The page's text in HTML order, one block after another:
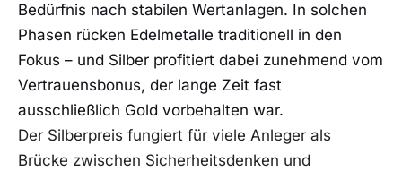
Bedürfnis nach stabilen Wertanlagen. In solchen
Phasen rücken Edelmetalle traditionell in den
Fokus – und Silber profitiert dabei zunehmend vom
Vertrauensbonus, der lange Zeit fast
ausschließlich Gold vorbehalten war.
Der Silberpreis fungiert für viele Anleger als
Brücke zwischen Sicherheitsdenken und